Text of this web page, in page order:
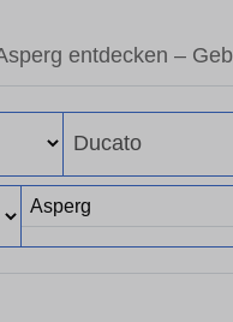
entdecken –